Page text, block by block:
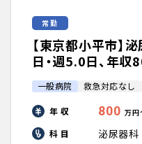
常勤
【東京都小平市】
日・週5.0日、年
一般病院 救急対応なし
年 収 800 万円
科 目 泌尿器科